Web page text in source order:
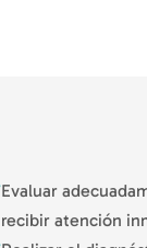
Evaluar
recibir atención